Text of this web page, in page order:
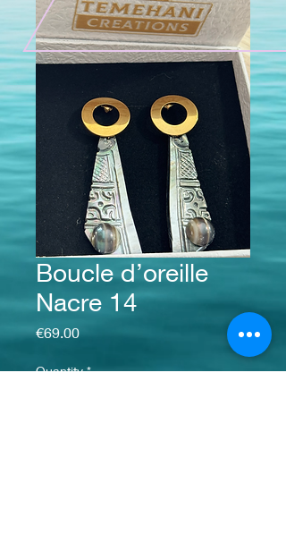
Boucle d’oreille
Nacre 14
€69.00Price
Quantity *